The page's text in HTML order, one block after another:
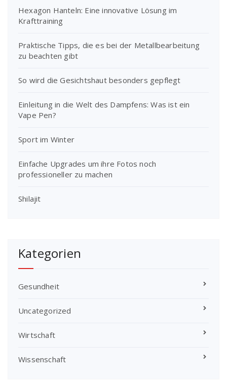
Hexagon Hanteln: Eine innovative Lösung im
Krafttraining
Praktische Tipps, die es bei der Metallbearbeitung
zu beachten gibt
So wird die Gesichtshaut besonders gepflegt
Einleitung in die Welt des Dampfens: Was ist ein
Vape Pen?
Sport im Winter
Einfache Upgrades um ihre Fotos noch
professioneller zu machen
Shilajit
Kategorien
Gesundheit
Uncategorized
Wirtschaft
Wissenschaft